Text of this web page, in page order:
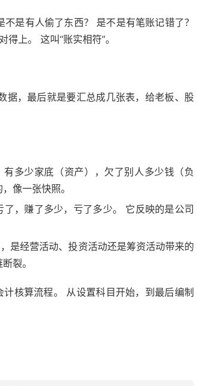
是有人偷了东西？ 是不是有笔账记错了？
上。 这叫“账实相符”。
据，最后就是要汇总成几张表，给老板、股
多少家底（资产），欠了别人多少钱（负
像一张快照。
，赚了多少，亏了多少。 它反映的是公司
是经营活动、投资活动还是筹资活动带来的
裂。
核算流程。 从设置科目开始，到最后编制